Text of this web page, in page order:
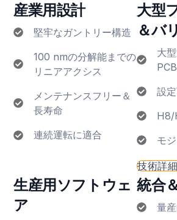
産業用設計
堅牢なガントリー構造
100 nmの分解能までの
リニアアクシス
メンテナンスフリー＆
長寿命
連続運転に適合
大型
＆バ
大
設
H8/
モ
技術詳細
生産用ソフトウェ
ア
統合
量